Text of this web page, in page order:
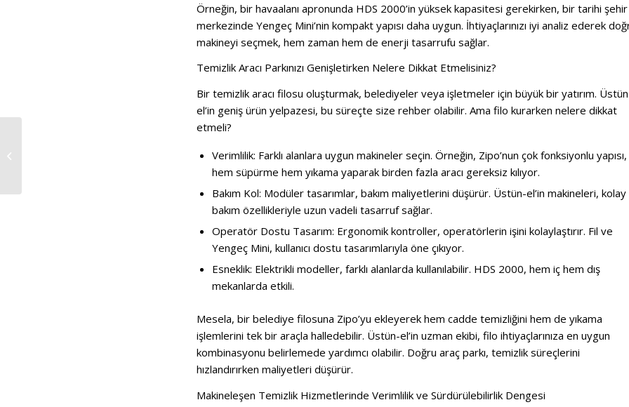
Örneğin, bir havaalanı apronunda HDS 2000’in yüksek kapasitesi gerekirken, bir tarihi şehir
merkezinde Yengeç Mini’nin kompakt yapısı daha uygun. İhtiyaçlarınızı iyi analiz ederek
makineyi seçmek, hem zaman hem de enerji tasarrufu sağlar.
Temizlik Aracı Parkınızı Genişletirken Nelere Dikkat Etmelisiniz?
Bir temizlik aracı filosu oluşturmak, belediyeler veya işletmeler için büyük bir yatırım.
el’in geniş ürün yelpazesi, bu süreçte size rehber olabilir. Ama filo kurarken nelere dikkat
etmeli?
Verimlilik: Farklı alanlara uygun makineler seçin. Örneğin, Zipo’nun çok fonksiyonlu yapısı,
hem süpürme hem yıkama yaparak birden fazla aracı gereksiz kılıyor.
Bakım Kol: Modüler tasarımlar, bakım maliyetlerini düşürür. Üstün-el’in makineleri, kolay
bakım özellikleriyle uzun vadeli tasarruf sağlar.
Operatör Dostu Tasarım: Ergonomik kontroller, operatörlerin işini kolaylaştırır. Fil ve
Yengeç Mini, kullanıcı dostu tasarımlarıyla öne çıkıyor.
Esneklik: Elektrikli modeller, farklı alanlarda kullanılabilir. HDS 2000, hem iç hem dış
mekanlarda etkili.
Mesela, bir belediye filosuna Zipo’yu ekleyerek hem cadde temizliğini hem de yıkama
işlemlerini tek bir araçla halledebilir. Üstün-el’in uzman ekibi, filo ihtiyaçlarınıza en uygun
kombinasyonu belirlemede yardımcı olabilir. Doğru araç parkı, temizlik süreçlerini
hızlandırırken maliyetleri düşürür.
Makineleşen Temizlik Hizmetlerinde Verimlilik ve Sürdürülebilirlik Dengesi